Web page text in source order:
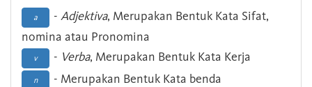
a - Adjektiva, Merupakan Bentuk Kata Sifat,
nomina atau Pronomina
v - Verba, Merupakan Bentuk Kata Kerja
n - Merupakan Bentuk Kata benda